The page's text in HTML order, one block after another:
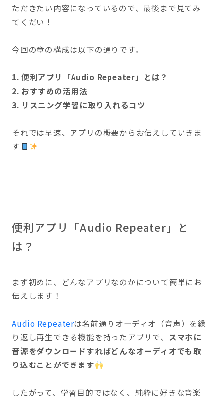
ただきたい内容になっているので、最後まで見てみ
てくだい！
今回の章の構成は以下の通りです。
1. 便利アプリ「Audio Repeater」とは？
2. おすすめの活用法
3. リスニング学習に取り入れるコツ
それでは早速、アプリの概要からお伝えしていきま
す
便利アプリ「Audio Repeater」と
は？
まず初めに、どんなアプリなのかについて簡単にお
伝えします！
Audio Repeaterは名前通りオーディオ（音声）を繰
り返し再生できる機能を持ったアプリで、 スマホに
音源をダウンロードすればどんなオーディオでも取
り込むことができます
したがって、学習目的ではなく、純粋に好きな音楽